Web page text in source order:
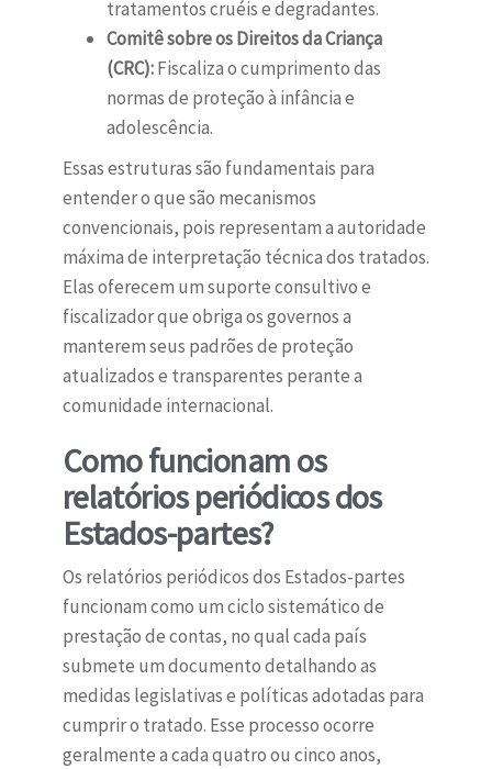
tratamentos cruéis e degradantes.
Comitê sobre os Direitos da Criança
(CRC):Fiscaliza o cumprimento das
normas de proteção à infância e
adolescência.
Essas estruturas são fundamentais para
entender o que são mecanismos
convencionais, pois representam a autoridade
máxima de interpretação técnica dos tratados.
Elas oferecem um suporte consultivo e
fiscalizador que obriga os governos a
manterem seus padrões de proteção
atualizados e transparentes perante a
comunidade internacional.
Como funcionam os
relatórios periódicos dos
Estados-partes?
Os relatórios periódicos dos Estados-partes
funcionam como um ciclo sistemático de
prestação de contas, no qual cada país
submete um documento detalhando as
medidas legislativas e políticas adotadas para
cumprir o tratado. Esse processo ocorre
geralmente a cada quatro ou cinco anos,